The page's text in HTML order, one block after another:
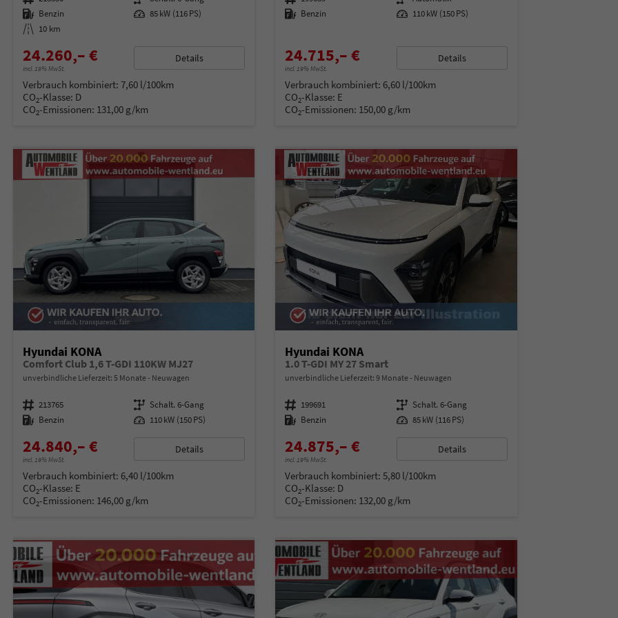
Kraftstoff Benzin Leistung 85 kW (116 PS)
Kilometerstand 10 km
24.260,– €
incl. 19% MwSt.
Details
Verbrauch kombiniert: 7,60 l/100km
CO2-Klasse: D
CO2-Emissionen: 131,00 g/km
Kraftstoff Benzin Leistung 110 kW (150 PS)
24.715,– €
incl. 19% MwSt.
Details
Verbrauch kombiniert: 6,60 l/100km
CO2-Klasse: E
CO2-Emissionen: 150,00 g/km
Hyundai KONA
Comfort Club 1,6 T-GDI 110KW MJ27
unverbindliche Lieferzeit: 5 Monate Neuwagen
Fahrzeugnummer 213765 Getriebe Schalt. 6-Gang
Kraftstoff Benzin Leistung 110 kW (150 PS)
24.840,– €
incl. 19% MwSt.
Details
Verbrauch kombiniert: 6,40 l/100km
CO2-Klasse: E
CO2-Emissionen: 146,00 g/km
Hyundai KONA
1.0 T-GDI MY 27 Smart
unverbindliche Lieferzeit:9 Monate Neuwagen
Fahrzeugnummer 199691 Getriebe Schalt. 6-Gang
Kraftstoff Benzin Leistung 85 kW (116 PS)
24.875,– €
incl. 19% MwSt.
Details
Verbrauch kombiniert:5,80 l/100km
CO2-Klasse: D
CO2-Emissionen: 132,00 g/km